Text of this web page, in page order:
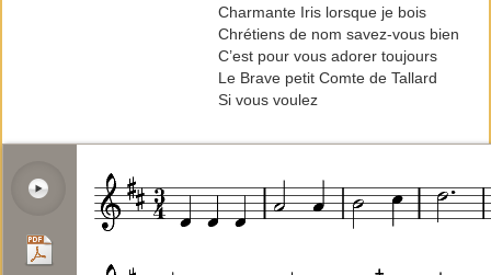
Charmante Iris lorsque je bois
Chrétiens de nom savez-vous bien
C’est pour vous adorer toujours
Le Brave petit Comte de Tallard
Si vous voulez